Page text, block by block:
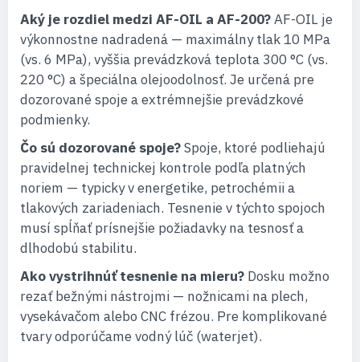
Aký je rozdiel medzi AF-OIL a AF-200?AF-OIL je
výkonnostne nadradená — maximálny tlak 10 MPa
(vs. 6 MPa), vyššia prevádzková teplota 300 °C (vs.
220 °C) a špeciálna olejoodolnosť. Je určená pre
dozorované spoje a extrémnejšie prevádzkové
podmienky.
Čo sú dozorované spoje?Spoje, ktoré podliehajú
pravidelnej technickej kontrole podľa platných
noriem — typicky v energetike, petrochémii a
tlakových zariadeniach. Tesnenie v týchto spojoch
musí spĺňať prísnejšie požiadavky na tesnosť a
dlhodobú stabilitu.
Ako vystrihnúť tesnenie na mieru? Dosku možno
rezať bežnými nástrojmi — nožnicami na plech,
vysekávačom alebo CNC frézou. Pre komplikované
tvary odporúčame vodný lúč (waterjet).